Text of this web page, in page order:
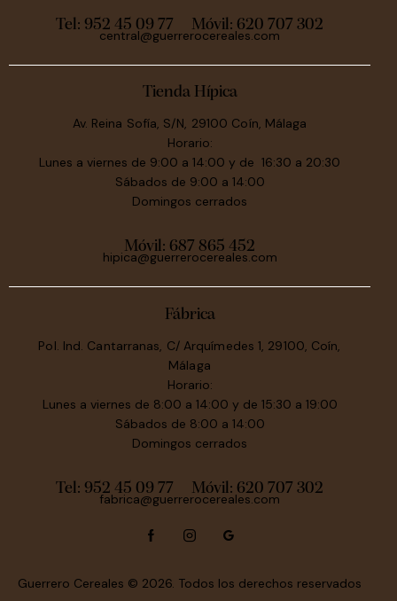
Tel: 952 45 09 77 Móvil: 620 707 302
central@guerrerocereales.com
Tienda Hípica
Av. Reina Sofía, S/N, 29100 Coín, Málaga
Horario:
Lunes a viernes de 9:00 a 14:00 y de 16:30 a 20:30
Sábados de 9:00 a 14:00
Domingos cerrados
Móvil: 687 865 452
hipica@guerrerocereales.com
Fábrica
Pol. Ind. Cantarranas, C/ Arquímedes 1, 29100, Coín,
Málaga
Horario:
Lunes a viernes de 8:00 a 14:00 y de 15:30 a 19:00
Sábados de 8:00 a 14:00
Domingos cerrados
Tel: 952 45 09 77 Móvil: 620 707 302
fabrica@guerrerocereales.com
Guerrero Cereales © 2026. Todos los derechos reservados